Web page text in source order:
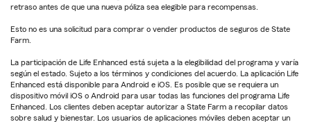
retraso antes de que una nueva póliza sea elegible para recompensas.
Esto no es una solicitud para comprar o vender productos de seguros de State
Farm.
La participación de Life Enhanced está sujeta a la elegibilidad del programa y varía
según el estado. Sujeto a los términos y condiciones del acuerdo. La aplicación Life
Enhanced está disponible para Android e iOS. Es posible que se requiera un
dispositivo móvil iOS o Android para usar todas las funciones del programa Life
Enhanced. Los clientes deben aceptar autorizar a State Farm a recopilar datos
sobre salud y bienestar. Los usuarios de aplicaciones móviles deben aceptar un